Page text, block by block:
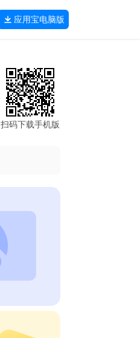
应用宝电脑版
扫码下载手机版